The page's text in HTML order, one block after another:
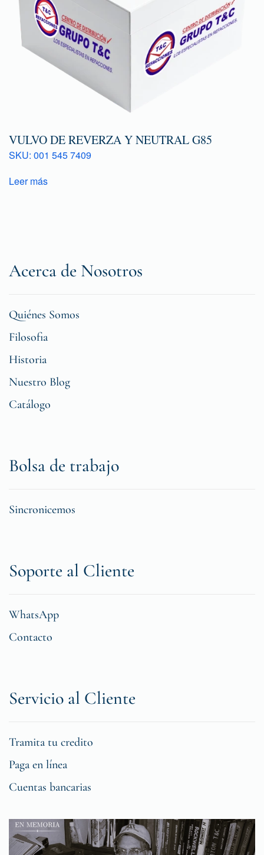
VULVO DE REVERZA Y NEUTRAL G85
SKU: 001 545 7409
Leer más
Acerca de Nosotros
Quiénes Somos
Filosofia
Historia
Nuestro Blog
Catálogo
Bolsa de trabajo
Sincronicemos
Soporte al Cliente
WhatsApp
Contacto
Servicio al Cliente
Tramita tu credito
Paga en línea
Cuentas bancarias